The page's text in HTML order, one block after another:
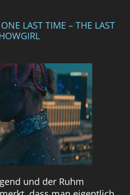
LAST TIME – THE LAST
und der Ruhm